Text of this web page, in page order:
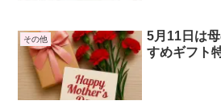
その他
5月11日は
すめギフト